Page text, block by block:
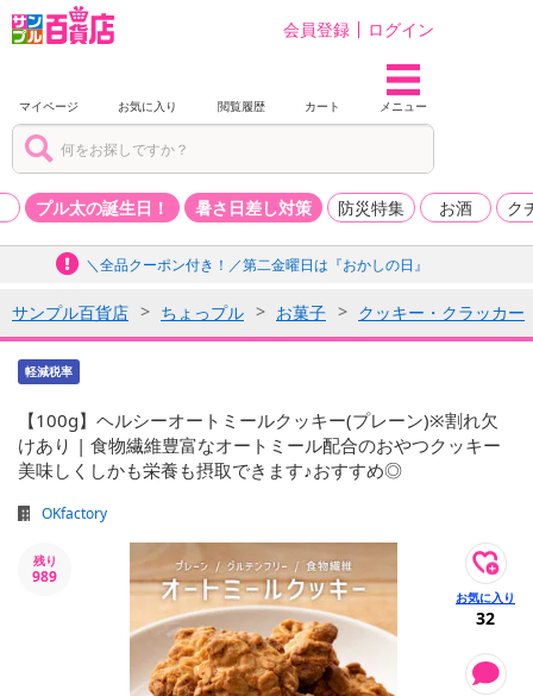
会員登録 ログイン
マイページ お気に入り 閲覧履歴 カート メニュー
プル太の誕生日！ 暑さ日差し対策 防災特集 お酒 ク
＼全品クーポン付き！／第二金曜日は『おかしの日』
サンプル百貨店 ちょっプル お菓子 クッキー・クラッカー
軽減税率
【100g】ヘルシーオートミールクッキー(プレーン)※割れ欠
けあり | 食物繊維豊富なオートミール配合のおやつクッキー
美味しくしかも栄養も摂取できます♪おすすめ◎
OKfactory
残り
989
32